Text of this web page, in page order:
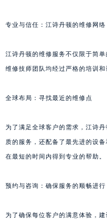
专业与信任：江诗丹顿的维修网络
江诗丹顿的维修服务不仅限于简
维修技师团队均经过严格的培训
全球布局：寻找最近的维修点
为了满足全球客户的需求，江诗
质的服务，还配备了最先进的设
在最短的时间内得到专业的帮助。
预约与咨询：确保服务的顺畅进行
为了确保每位客户的满意体验，